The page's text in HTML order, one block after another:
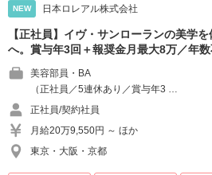
NEW 日本ロレアル株式会社
【正社員】イヴ・サンローランの美学
へ。賞与年3回＋報奨金月最大8万／年数
美容部員・BA
（正社員／5連休あり／賞与年3 …
正社員/契約社員
月給20万9,550円 ～ ほか
東京・大阪・京都